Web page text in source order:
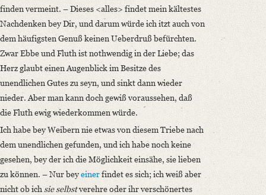
finden vermeint. – Dieses <alles> findet mein kältestes
Nachdenken bey Dir, und darum würde ich itzt auch von
dem häufigsten Genuß keinen Ueberdruß befürchten.
Zwar Ebbe und Fluth ist nothwendig in der Liebe; das
Herz glaubt einen Augenblick im Besitze des
unendlichen Gutes zu seyn, und sinkt dann wieder
nieder. Aber man kann doch gewiß voraussehen, daß
die Fluth ewig wiederkommen würde.
Ich habe bey Weibern nie etwas von diesem Triebe nach
dem unendlichen gefunden, und ich habe noch keine
gesehen, bey der ich die Möglichkeit einsähe, sie lieben
zu können. – Nur beyeinerfindet es sich; ich weiß aber
nicht ob ichsieselbstverehre oder ihr verschönertes